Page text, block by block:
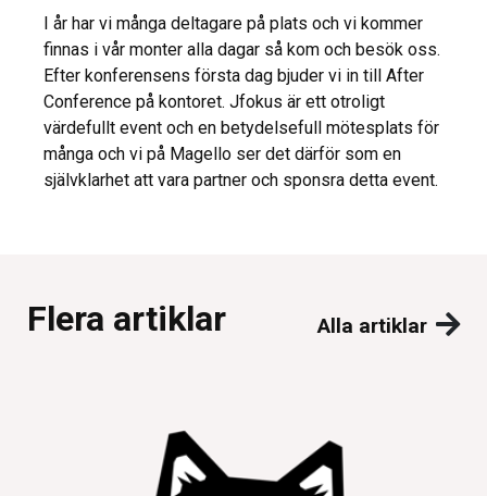
I år har vi många deltagare på plats och vi kommer
finnas i vår monter alla dagar så kom och besök oss.
Efter konferensens första dag bjuder vi in till After
Conference på kontoret. Jfokus är ett otroligt
värdefullt event och en betydelsefull mötesplats för
många och vi på Magello ser det därför som en
självklarhet att vara partner och sponsra detta event.
Flera artiklar Alla artiklar